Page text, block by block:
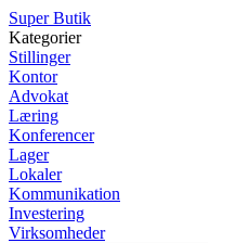
Super Butik
Kategorier
Stillinger
Kontor
Advokat
Læring
Konferencer
Lager
Lokaler
Kommunikation
Investering
Virksomheder